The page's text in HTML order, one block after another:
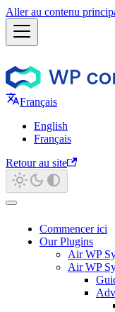
Aller au contenu
Français
English
Français
Retour au site
Commencer ici
Our Plugins
Air WP
Air WP